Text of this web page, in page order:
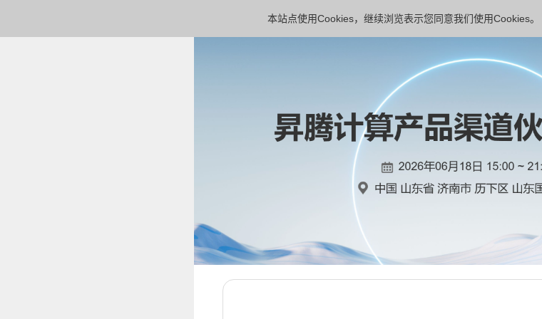
本站点使用Cookies，继续浏览表示您同意我们使用Cookies。